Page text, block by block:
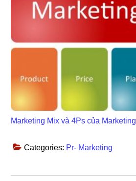
Marketing Mix và 4Ps của Marketing
Categories: Pr- Marketing